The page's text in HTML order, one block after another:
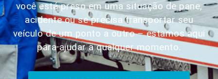
você está preso em uma situação de pane,
acidente ou se precisa transportar seu
veículo de um ponto a outro – estamos aqui
para ajudar a qualquer momento.